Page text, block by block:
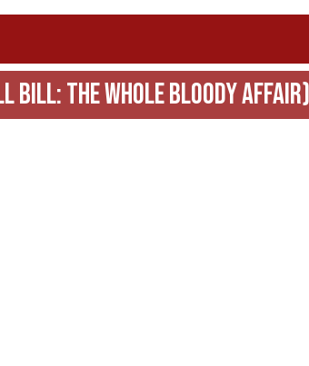
Bill: The Whole Bloody Affair)